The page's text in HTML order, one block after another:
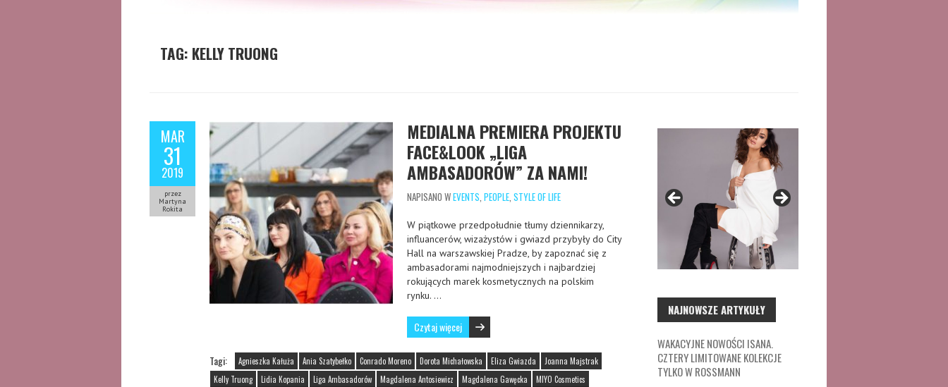
TAG: KELLY TRUONG
MAR
31
2019
przez
Martyna
Rokita
MEDIALNA PREMIERA PROJEKTU
FACE&LOOK „LIGA
AMBASADORÓW” ZA NAMI!
NAPISANO WEVENTS, PEOPLE, STYLE OF LIFE
W piątkowe przedpołudnie tłumy dziennikarzy,
influancerów, wizażystów i gwiazd przybyły do City
Hall na warszawskiej Pradze, by zapoznać się z
ambasadorami najmodniejszych i najbardziej
rokujących marek kosmetycznych na polskim
rynku. …
Czytaj więcej
Tagi: Agnieszka Kałuża Ania Szatybełko Conrado Moreno Dorota Michałowska Eliza Gwiazda
Joanna Majstrak
Kelly Truong
Lidia Kopania Liga Ambasadorów Magdalena Antosiewicz Magdalena Gawęcka
MIYO Cosmetics
NAJNOWSZE ARTYKUŁY
WAKACYJNE NOWOŚCI ISANA.
CZTERY LIMITOWANE KOLEKCJE
TYLKO W ROSSMANN